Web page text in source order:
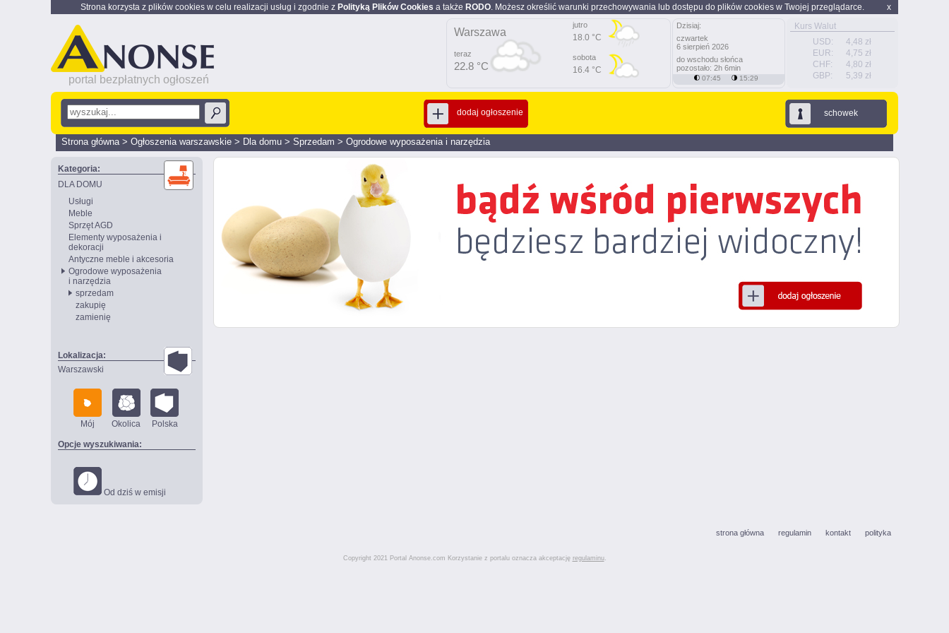
x
Strona korzysta z plików cookies w celu realizacji usług i zgodnie z Polityką Plików Cookies a także RODO. Możesz określić warunki przechowywania lub dostępu do plików cookies w Twojej przeglądarce.
portal bezpłatnych ogłoszeń
Kurs Walut
USD:
4,48 zł
EUR:
4,75 zł
CHF:
4,80 zł
GBP:
5,39 zł
Warszawa
teraz
22.8 °C
jutro
18.0 °C
sobota
16.4 °C
Dzisiaj:
czwartek
6 sierpień 2026
do wschodu słońca
pozostało: 2h 6min
07:45 15:29
schowek
dodaj ogłoszenie
Strona główna> Ogłoszenia warszawskie > Dla domu > Sprzedam > Ogrodowe wyposażenia i narzędzia
Kategoria:
DLA DOMU
Usługi
Meble
Sprzęt AGD
Elementy wyposażenia i
dekoracji
Antyczne meble i akcesoria
Ogrodowe wyposażenia
i narzędzia
sprzedam
zakupię
zamienię
Lokalizacja:
Warszawski
Mój Okolica Polska
Opcje wyszukiwania:
Od dziś w emisji
strona główna regulamin kontakt polityka
Copyright 2021 Portal Anonse.com Korzystanie z portalu oznacza akceptację regulaminu.